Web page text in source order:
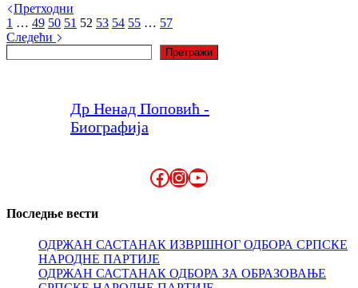
Претходни
1 … 49 50 51 52 53 54 55 … 57
Следећи
Претражи
Др Ненад Поповић -
Биографија
Facebook
Instagram
YouTube
Последње вести
ОДРЖАН САСТАНАК ИЗВРШНОГ ОДБОРА СРПСКЕ
НАРОДНЕ ПАРТИЈЕ
ОДРЖАН САСТАНАК ОДБОРА ЗА ОБРАЗОВАЊЕ